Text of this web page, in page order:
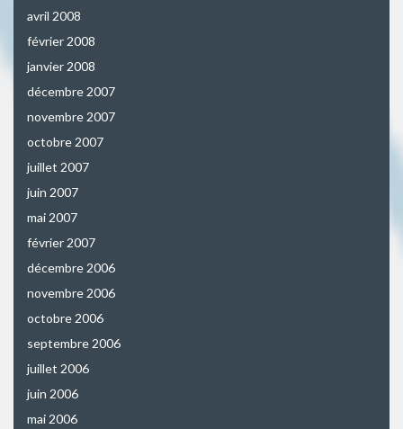
avril 2008
février 2008
janvier 2008
décembre 2007
novembre 2007
octobre 2007
juillet 2007
juin 2007
mai 2007
février 2007
décembre 2006
novembre 2006
octobre 2006
septembre 2006
juillet 2006
juin 2006
mai 2006